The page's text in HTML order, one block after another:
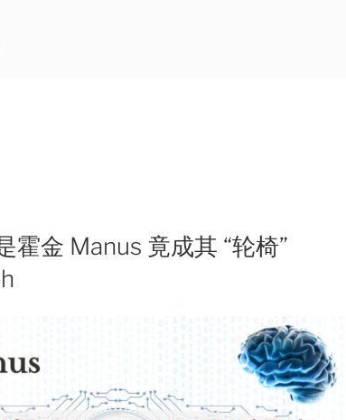
霍金 Manus 竟成其 “轮椅”